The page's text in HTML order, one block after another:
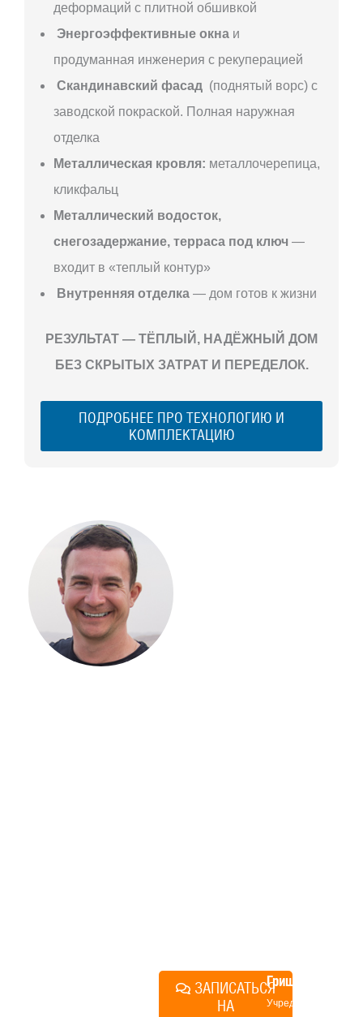
деформаций с плитной обшивкой
Энергоэффективные окна и
продуманная инженерия с рекуперацией
Скандинавский фасад (поднятый ворс) с
заводской покраской. Полная наружная
отделка
Металлическая кровля: металлочерепица,
кликфальц
Металлический водосток,
снегозадержание, терраса под ключ —
входит в «теплый контур»
Внутренняя отделка — дом готов к жизни
РЕЗУЛЬТАТ — ТЁПЛЫЙ, НАДЁЖНЫЙ ДОМ
БЕЗ СКРЫТЫХ ЗАТРАТ И ПЕРЕДЕЛОК.
ПОДРОБНЕЕ ПРО ТЕХНОЛОГИЮ И
КОМПЛЕКТАЦИЮ
ЗАПИСАТЬСЯ
НА
Грищенко
Учредитель и